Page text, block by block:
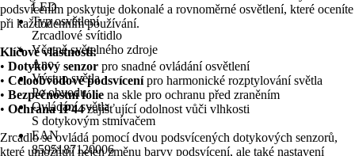
LED
Typ osvětlení
Zrcadlové svítidlo
Včetně světelného zdroje
Ano
Výstup světla
Po obvodu
Ovládání světla
S dotykovým stmívačem
EAN
8595187120006
podsvícením poskytuje dokonalé a rovnoměrné osvětlení, které oceníte
při každodenním používání.
Klíčové vlastnosti:
• Dotykový senzor pro snadné ovládání osvětlení
• Celoobvodové podsvícenípro harmonické rozptylování světla
• Bezpečnostní fólie na skle pro ochranu před zraněním
• Ochrana IP44zajišťující odolnost vůči vlhkosti
Zrcadlo se ovládá pomocí dvou podsvícených dotykových senzorů,
které umožňují nejen změnu barvy podsvícení, ale také nastavení